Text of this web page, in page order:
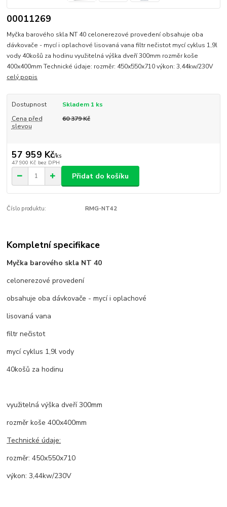
00011269
Myčka barového skla NT 40 celonerezové provedení obsahuje oba
dávkovače - mycí i oplachové lisovaná vana filtr nečistot mycí cyklus 1,9l
vody 40košů za hodinu využitelná výška dveří 300mm rozměr koše
400x400mm Technické údaje: rozměr: 450x550x710 výkon: 3,44kw/230V
celý popis
Dostupnost
Skladem 1 ks
Cena před
slevou
60 379 Kč
57 959 Kč/ks
47 900 Kč bez DPH
Přidat do košíku
Číslo produktu: RMG-NT42
Kompletní specifikace
Myčka barového skla NT 40
celonerezové provedení
obsahuje oba dávkovače - mycí i oplachové
lisovaná vana
filtr nečistot
mycí cyklus 1,9l vody
40košů za hodinu
využitelná výška dveří 300mm
rozměr koše 400x400mm
Technické údaje:
rozměr: 450x550x710
výkon: 3,44kw/230V